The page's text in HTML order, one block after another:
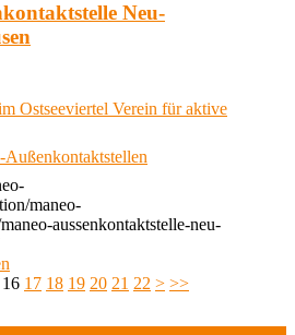
Neu-
Ostseeviertel Verein für aktive
maneo-
aussenkontaktstelle-neu-
16 17 18 19 20 21 22 > >>